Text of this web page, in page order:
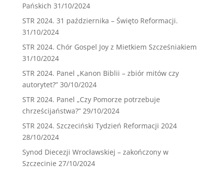
Pańskich 31/10/2024
STR 2024. 31 października – Święto Reformacji.
31/10/2024
STR 2024. Chór Gospel Joy z Mietkiem Szcześniakiem
31/10/2024
STR 2024. Panel „Kanon Biblii – zbiór mitów czy
autorytet?” 30/10/2024
STR 2024. Panel „Czy Pomorze potrzebuje
chrześcijaństwa?” 29/10/2024
STR 2024. Szczeciński Tydzień Reformacji 2024
28/10/2024
Synod Diecezji Wrocławskiej – zakończony w
Szczecinie 27/10/2024